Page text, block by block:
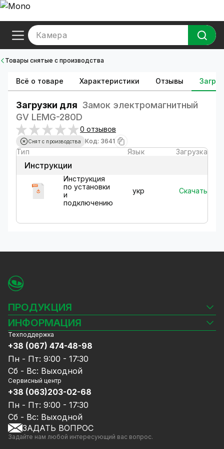
Камера
Товары снятые с производства
Всё о товаре Характеристики Отзывы
Загрузки для Замок электромагнитный
GV LEMG-280D
0 отзывов
Снят с производства Код: 3641
Тип Язык Загрузка
Инструкции
Инструкция
по установки
и
подключению
укр Скачать
ПРОДУКЦИЯ
Камеры видеонаблюдения
Видеорегистраторы
Комплекты видеонаблюдения
СКУД
Источники питания
Сетевое оборудование
Ноутбуки и компьютеры
Аксессуары
Акции
Уцененный товар
GreenVision скидки
ИНФОРМАЦИЯ
Блог
Доставка и оплата
Гарантия и Сервисное обслуживание
Политика конфиденциальности
Договор публичной оферты
Сотрудничество
Услуги
Калькулятор расчёта объёма HDD
Техподдержка
+38 (067) 474-48-98
Пн - Пт: 9:00 - 17:30
Сб - Вс: Выходной
Сервисный центр
+38 (063)203-02-68
Пн - Пт: 9:00 - 17:30
Сб - Вс: Выходной
ЗАДАТЬ ВОПРОС
Задайте нам любой интересующий вас вопрос.